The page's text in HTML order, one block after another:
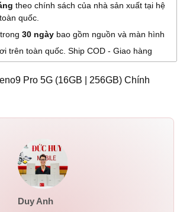
033205xxxx
037700xxxx
037700xxxx
037700xxxx
theo chính sách của nhà sản xuất tại hệ
quốc.
30 ngày bao gồm nguồn và màn hình
trên toàn quốc. Ship COD - Giao hàng
Pro 5G (16GB | 256GB) Chính
Duy Anh